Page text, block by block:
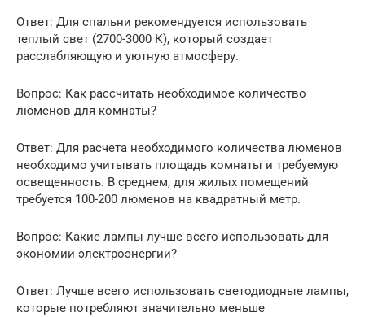
Ответ: Для спальни рекомендуется использовать
теплый свет (2700-3000 К), который создает
расслабляющую и уютную атмосферу.
Вопрос: Как рассчитать необходимое количество
люменов для комнаты?
Ответ: Для расчета необходимого количества люменов
необходимо учитывать площадь комнаты и требуемую
освещенность. В среднем, для жилых помещений
требуется 100-200 люменов на квадратный метр.
Вопрос: Какие лампы лучше всего использовать для
экономии электроэнергии?
Ответ: Лучше всего использовать светодиодные лампы,
которые потребляют значительно меньше